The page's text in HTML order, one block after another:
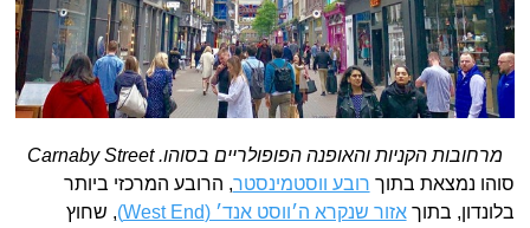
מרחובות הקניות והאופנה הפופולריים בסוהו. Carnaby Street
סוהו נמצאת בתוך רובע ווסטמינסטר, הרובע המרכזי ביותר
בלונדון, בתוךאזור שנקרא ה׳ווסט אנד׳ (West End)
, שחוץ